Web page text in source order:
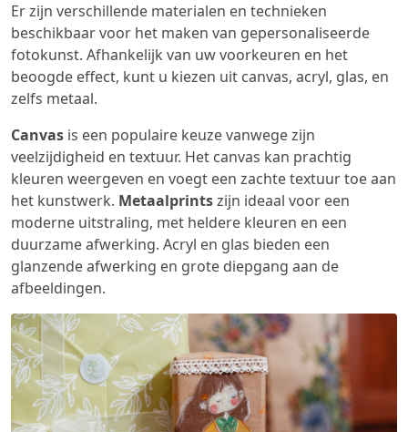
Er zijn verschillende materialen en technieken
beschikbaar voor het maken van gepersonaliseerde
fotokunst. Afhankelijk van uw voorkeuren en het
beoogde effect, kunt u kiezen uit canvas, acryl, glas, en
zelfs metaal.
Canvas is een populaire keuze vanwege zijn
veelzijdigheid en textuur. Het canvas kan prachtig
kleuren weergeven en voegt een zachte textuur toe aan
het kunstwerk. Metaalprintszijn ideaal voor een
moderne uitstraling, met heldere kleuren en een
duurzame afwerking. Acryl en glas bieden een
glanzende afwerking en grote diepgang aan de
afbeeldingen.